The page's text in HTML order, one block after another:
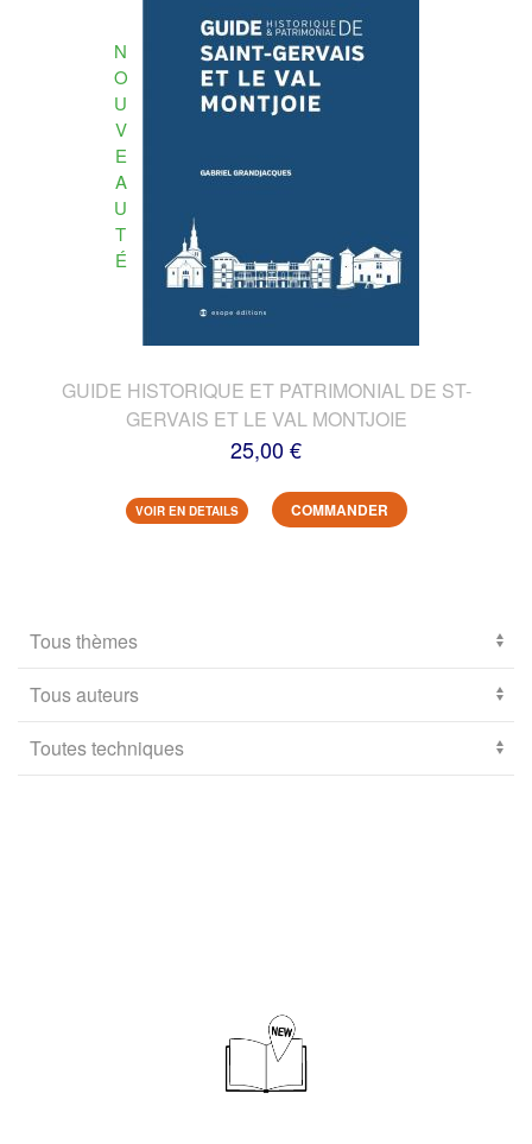
N
O
U
V
E
A
U
T
É
GUIDE HISTORIQUE ET PATRIMONIAL DE ST-
GERVAIS ET LE VAL MONTJOIE
25,00 €
VOIR EN DETAILS COMMANDER